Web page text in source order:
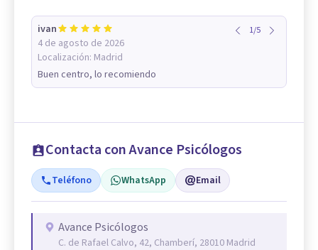
ivan
4 de agosto de 2026
Localización: Madrid
1/5
Buen centro, lo recomiendo
Contacta con Avance Psicólogos
Teléfono WhatsApp Email
Avance Psicólogos
C. de Rafael Calvo, 42, Chamberí, 28010 Madrid